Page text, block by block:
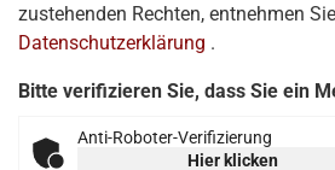
zustehenden Rechten, entnehmen
Datenschutzerklärung .
Bitte verifizieren Sie, dass Sie ein
Anti-Roboter-Verifizierung
Hier klicken